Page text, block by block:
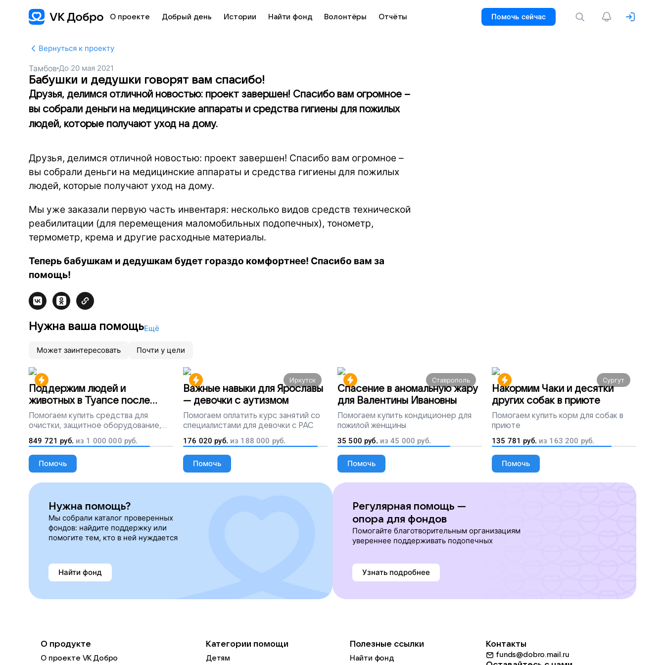
О проекте Добрый день Истории Найти фонд Волонтёры Отчёты Помочь сейчас
Вернуться к проекту
Тамбов До 20 мая 2021
Бабушки и дедушки говорят вам спасибо!
Друзья, делимся отличной новостью: проект завершен! Спасибо вам огромное –
вы собрали деньги на медицинские аппараты и средства гигиены для пожилых
людей, которые получают уход на дому.
Друзья, делимся отличной новостью: проект завершен! Спасибо вам огромное –
вы собрали деньги на медицинские аппараты и средства гигиены для пожилых
людей, которые получают уход на дому.
Мы уже заказали первую часть инвентаря: несколько видов средств технической
реабилитации (для перемещения маломобильных подопечных), тонометр,
термометр, крема и другие расходные материалы.
Теперь бабушкам и дедушкам будет гораздо комфортнее! Спасибо вам за
помощь!
Нужна ваша помощьЕщё
Может заинтересовать Почти у цели
Поддержим людей и
животных в Туапсе после
разлива мазута
Помогаем купить средства для
очистки, защитное оборудование,
лекарства, корм и предметы первой
необходимости
849 721 руб. из 1 000 000 руб.
Помочь
Иркутск
Важные навыки для Ярославы
— девочки с аутизмом
Помогаем оплатить курс занятий со
специалистами для девочки с РАС
176 020 руб. из 188 000 руб.
Помочь
Ставрополь
Спасение в аномальную жару
для Валентины Ивановны
Помогаем купить кондиционер для
пожилой женщины
35 500 руб. из45 000 руб.
Помочь
Сургут
Накормим Чаки и десятки
других собак в приюте
Помогаем купить корм для собак в
приюте
135 781 руб. из 163 200 руб.
Помочь
Нужна помощь?
Мы собрали каталог проверенных
фондов: найдите поддержку или
помогите тем, кто в ней нуждается
Найти фонд
Регулярная помощь —
опора для фондов
Помогайте благотворительным организациям
увереннее поддерживать подопечных
Узнать подробнее
О продукте
О проекте VK Добро
Категории помощи
Детям
Полезные ссылки
Найти фонд
Контакты
funds@dobro.mail.ru